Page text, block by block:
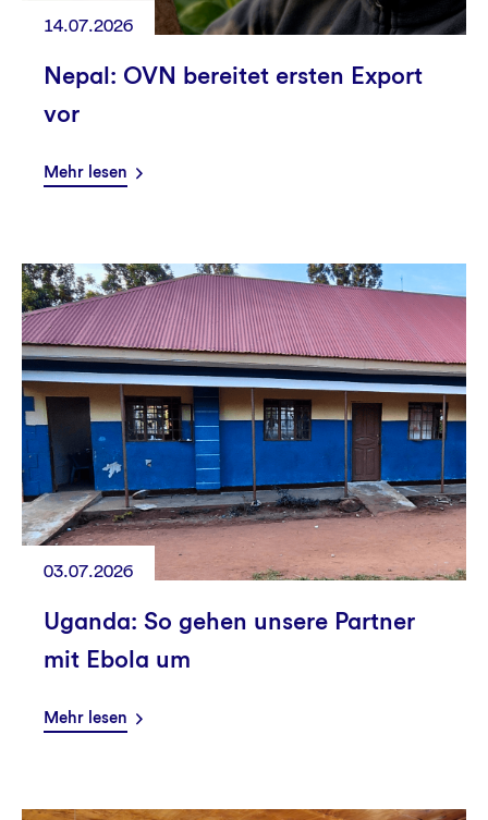
14.07.2026
Nepal: OVN bereitet ersten Export
vor
Mehr lesen
03.07.2026
Uganda: So gehen unsere Partner
mit Ebola um
Mehr lesen